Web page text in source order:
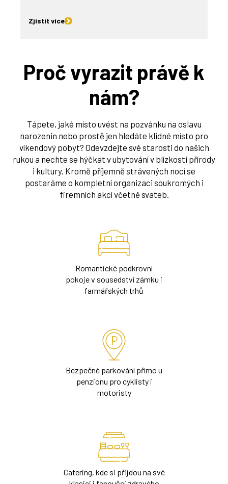
Zjistit více
Proč vyrazit právě k
nám?
Tápete, jaké místo uvést na pozvánku na oslavu
narozenin nebo prostě jen hledáte klidné místo pro
víkendový pobyt? Odevzdejte své starosti do našich
rukou a nechte se hýčkat v ubytování v blízkosti přírody
i kultury. Kromě příjemně strávených nocí se
postaráme o kompletní organizaci soukromých i
firemních akcí včetně svateb.
Romantické podkrovní
pokoje v sousedství zámku i
farmářských trhů
Bezpečné parkování přímo u
penzionu pro cyklisty i
motoristy
Catering, kde si přijdou na své